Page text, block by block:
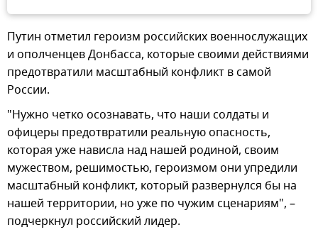
Путин отметил героизм российских военнослужащих
и ополченцев Донбасса, которые своими действиями
предотвратили масштабный конфликт в самой
России.
"Нужно четко осознавать, что наши солдаты и
офицеры предотвратили реальную опасность,
которая уже нависла над нашей родиной, своим
мужеством, решимостью, героизмом они упредили
масштабный конфликт, который развернулся бы на
нашей территории, но уже по чужим сценариям", –
подчеркнул российский лидер.